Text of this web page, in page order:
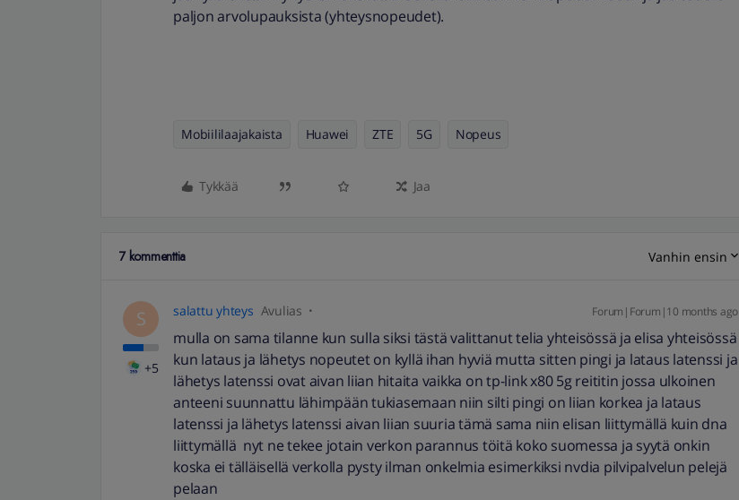
paljon arvolupauksista (yhteysnopeudet).
Mobiililaajakaista Huawei ZTE 5G Nopeus
Tykkää Jaa
7 kommenttia Vanhin ensin
S
+5
salattu yhteys Avulias Forum|Forum|10 months ago
mulla on sama tilanne kun sulla siksi tästä valittanut telia yhteisössä ja elisa yhteisössä
kun lataus ja lähetys nopeutet on kyllä ihan hyviä mutta sitten pingi ja lataus latenssi ja
lähetys latenssi ovat aivan liian hitaita vaikka on tp-link x80 5g reititin jossa ulkoinen
anteeni suunnattu lähimpään tukiasemaan niin silti pingi on liian korkea ja lataus
latenssi ja lähetys latenssi aivan liian suuria tämä sama niin elisan liittymällä kuin dna
liittymällä nyt ne tekee jotain verkon parannus töitä koko suomessa ja syytä onkin
koska ei tälläisellä verkolla pysty ilman onkelmia esimerkiksi nvdia pilvipalvelun pelejä
pelaan